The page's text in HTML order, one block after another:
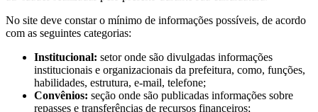
No site deve constar o mínimo de informações possíveis, de acordo
com as seguintes categorias:
Institucional: setor onde são divulgadas informações
institucionais e organizacionais da prefeitura, como, funções,
habilidades, estrutura, e-mail, telefone;
Convênios: seção onde são publicadas informações sobre
repasses e transferências de recursos financeiros;